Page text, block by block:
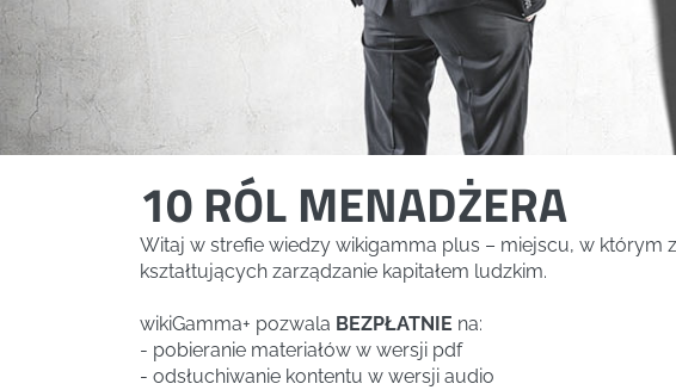
10 RÓL MENADŻERA
Witaj w strefie wiedzy wikigamma plus – miejscu, w
kształtujących zarządzanie kapitałem ludzkim.
wikiGamma+ pozwala BEZPŁATNIE na:
- pobieranie materiałów w wersji pdf
- odsłuchiwanie kontentu w wersji audio